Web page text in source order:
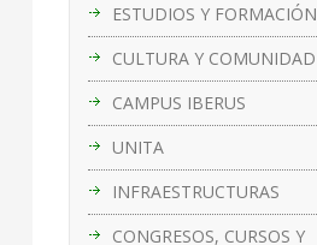
ESTUDIOS Y FORMACIÓN
CULTURA Y COMUNIDAD
CAMPUS IBERUS
UNITA
INFRAESTRUCTURAS
CONGRESOS, CURSOS Y